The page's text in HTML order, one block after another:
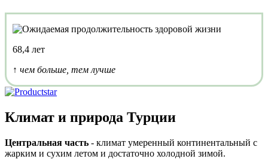
68,4 лет
↑ чем больше, тем лучше
Климат и природа Турции
Центральная часть - климат умеренный континентальный с
жарким и сухим летом и достаточно холодной зимой.